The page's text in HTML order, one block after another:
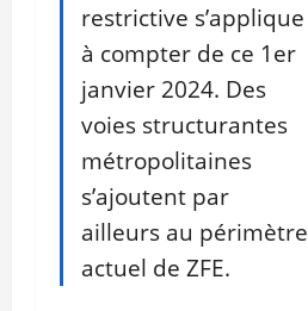
restrictive s’applique
à compter de ce 1er
janvier 2024. Des
voies structurantes
métropolitaines
s’ajoutent par
ailleurs au périmètre
actuel de ZFE.